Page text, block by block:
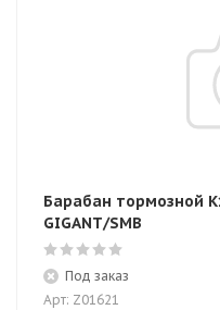
Барабан тормозной
GIGANT/SMB
Под заказ
Арт: Z01621